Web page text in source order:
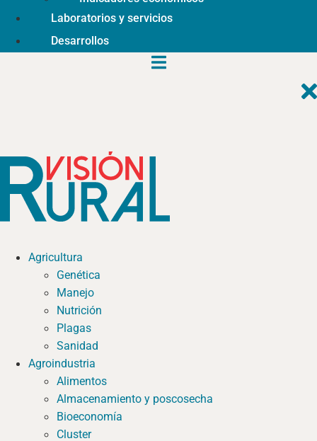
Laboratorios y servicios
Desarrollos
Agricultura
Genética
Manejo
Nutrición
Plagas
Sanidad
Agroindustria
Alimentos
Almacenamiento y poscosecha
Bioeconomía
Cluster